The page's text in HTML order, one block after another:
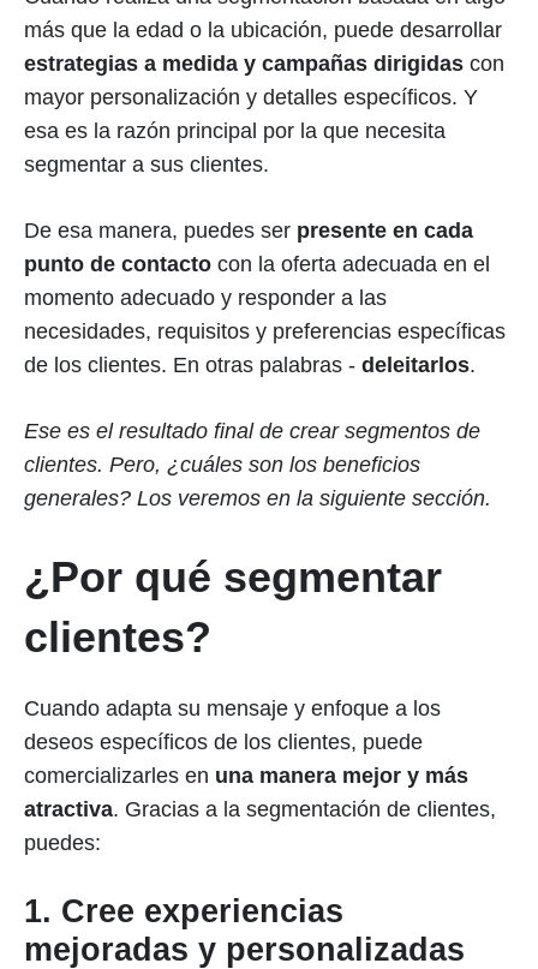
más que la edad o la ubicación, puede desarrollar
estrategias a medida y campañas dirigidas con
mayor personalización y detalles específicos. Y
esa es la razón principal por la que necesita
segmentar a sus clientes.
De esa manera, puedes ser presente en cada
punto de contacto con la oferta adecuada en el
momento adecuado y responder a las
necesidades, requisitos y preferencias específicas
de los clientes. En otras palabras - deleitarlos.
Ese es el resultado final de crear segmentos de
clientes. Pero, ¿cuáles son los beneficios
generales? Los veremos en la siguiente sección.
¿Por qué segmentar
clientes?
Cuando adapta su mensaje y enfoque a los
deseos específicos de los clientes, puede
comercializarles en una manera mejor y más
atractiva. Gracias a la segmentación de clientes,
puedes:
1. Cree experiencias
mejoradas y personalizadas